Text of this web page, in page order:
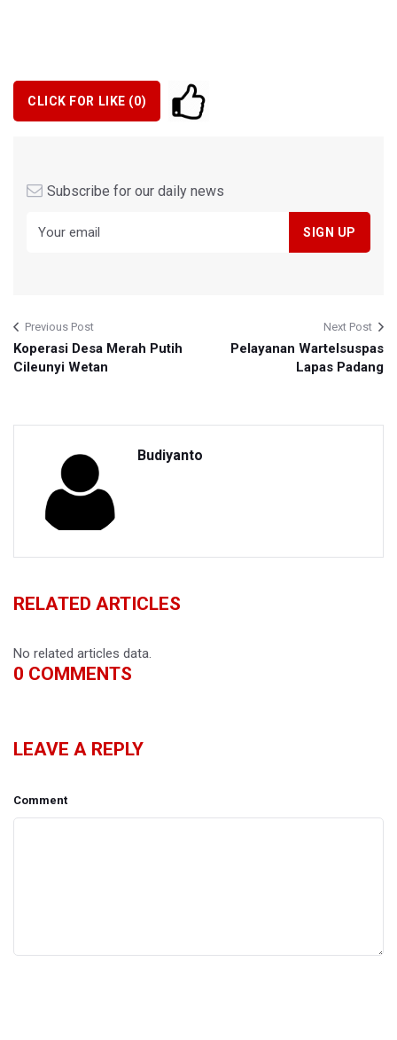
CLICK FOR LIKE (0)
Subscribe for our daily news
Previous Post
Koperasi Desa Merah Putih
Cileunyi Wetan
Next Post
Pelayanan Wartelsuspas
Lapas Padang
Budiyanto
RELATED ARTICLES
No related articles data.
0 COMMENTS
LEAVE A REPLY
Comment